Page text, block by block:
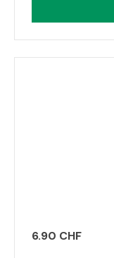
6.90 CHF